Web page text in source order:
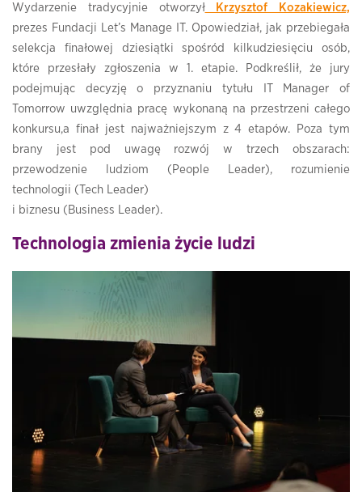
Wydarzenie tradycyjnie otworzyłKrzysztof Kozakiewicz,
prezes Fundacji Let’s Manage IT. Opowiedział, jak przebiegała
selekcja finałowej dziesiątki spośród kilkudziesięciu osób,
które przesłały zgłoszenia w 1. etapie. Podkreślił, że jury
podejmując decyzję o przyznaniu tytułu IT Manager of
Tomorrow uwzględnia pracę wykonaną na przestrzeni całego
konkursu,a finał jest najważniejszym z 4 etapów. Poza tym
brany jest pod uwagę rozwój w trzech obszarach:
przewodzenie ludziom (People Leader), rozumienie
technologii (Tech Leader)
i biznesu (Business Leader).
Technologia zmienia życie ludzi